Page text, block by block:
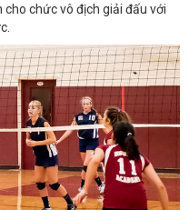
chức vô địch giải đấu với